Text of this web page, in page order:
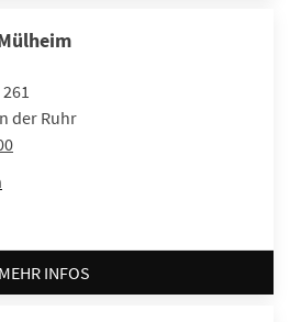
der Ruhr
MEHR INFOS